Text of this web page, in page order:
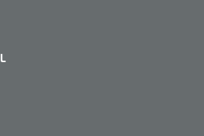
- 7,5 x 7,5 cm - steriel - 30 st